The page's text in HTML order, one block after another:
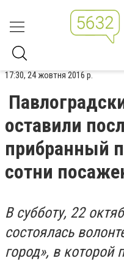
17:30, 24 жовтня 2016 р.
оставили
прибранный
сотни
В субботу, 22
состоялась
город», в которой